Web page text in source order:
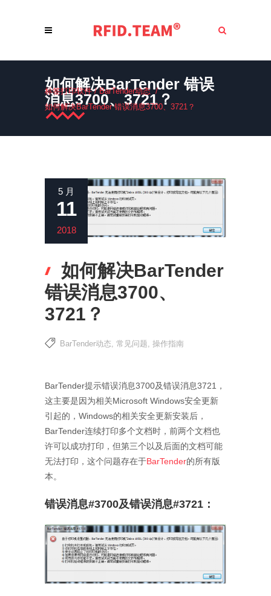
如何解决BarTender 错误
消息3700、3721？
标签打印软件/ BarTender动态 /
如何解决BarTender 错误消息3700、3721？
5 月
11
2018
如何解决BarTender
错误消息3700、
3721？
BarTender动态, 常见问题, 操作指南
BarTender提示错误消息3700及错误消息3721，
这主要是因为相关Microsoft Windows安全更新
引起的，Windows的相关安全更新安装后，
BarTender连续打印多个文档时，前两个文档也
许可以成功打印，但第三个以及后面的文档可能
无法打印，这个问题存在于BarTender的所有版
本。
错误消息#3700及错误消息#3721：